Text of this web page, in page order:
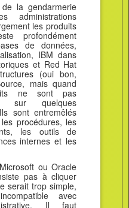
la gendarmerie
administrations
les produits
profondément
de données,
IBM dans
et Red Hat
(oui bon,
mais quand
ne sont pas
sur quelques
sont entremêlés
procédures, les
les outils de
internes et les
ou Oracle
pas à cliquer
serait trop simple,
avec
Il faut